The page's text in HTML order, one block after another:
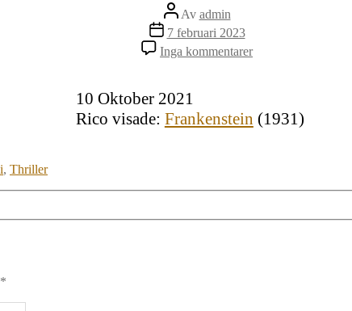
Inläggsförfattare
Av admin
Inläggsdatum
7 februari 2023
Inga kommentarertill
Frankenstein
10 Oktober 2021
Rico visade: Frankenstein (1931)
, Thriller
*